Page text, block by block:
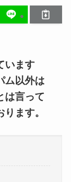
います
ム以外は
は言って
ます。